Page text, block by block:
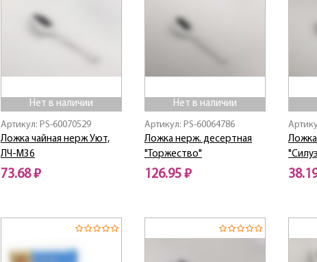
Нет в наличии
Артикул: PS-60070529
Ложка чайная нерж Уют,
ЛЧ-М36
73.68 ₽
Нет в наличии
Артикул: PS-60064786
Ложка нерж. десертная
"Торжество"
126.95 ₽